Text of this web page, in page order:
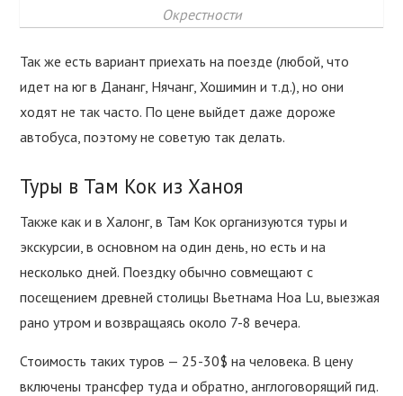
Окрестности
Так же есть вариант приехать на поезде (любой, что
идет на юг в Дананг, Нячанг, Хошимин и т.д.), но они
ходят не так часто. По цене выйдет даже дороже
автобуса, поэтому не советую так делать.
Туры в Там Кок из Ханоя
Также как и в Халонг, в Там Кок организуются туры и
экскурсии, в основном на один день, но есть и на
несколько дней. Поездку обычно совмещают с
посещением древней столицы Вьетнама Hoa Lu, выезжая
рано утром и возвращаясь около 7-8 вечера.
Стоимость таких туров — 25-30$ на человека. В цену
включены трансфер туда и обратно, англоговорящий гид.